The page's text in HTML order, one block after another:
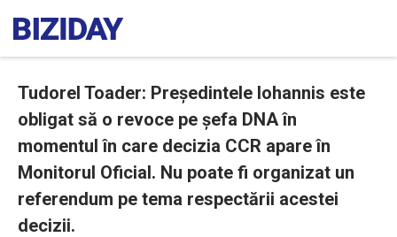
Tudorel Toader: Președintele Iohannis este
obligat să o revoce pe șefa DNA în
momentul în care decizia CCR apare în
Monitorul Oficial. Nu poate fi organizat un
referendum pe tema respectării acestei
decizii.